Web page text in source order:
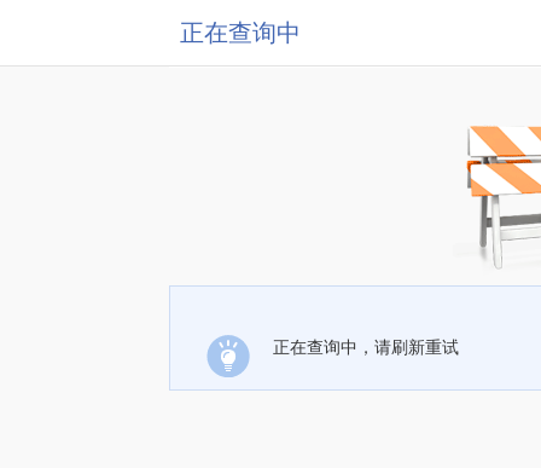
正在查询中
正在查询中，请刷新重试